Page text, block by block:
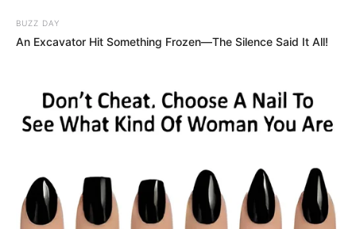
BUZZ DAY
An Excavator Hit Something Frozen—The Silence Said It All!